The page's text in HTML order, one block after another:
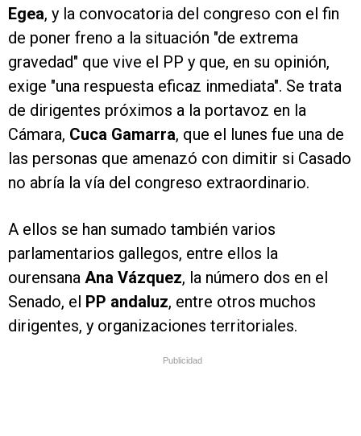
Egea, y la convocatoria del congreso con el fin
de poner freno a la situación "de extrema
gravedad" que vive el PP y que, en su opinión,
exige "una respuesta eficaz inmediata". Se trata
de dirigentes próximos a la portavoz en la
Cámara, Cuca Gamarra, que el lunes fue una de
las personas que amenazó con dimitir si Casado
no abría la vía del congreso extraordinario.
A ellos se han sumado también varios
parlamentarios gallegos, entre ellos la
ourensana Ana Vázquez, la número dos en el
Senado, el PP andaluz, entre otros muchos
dirigentes, y organizaciones territoriales.
Publicidad